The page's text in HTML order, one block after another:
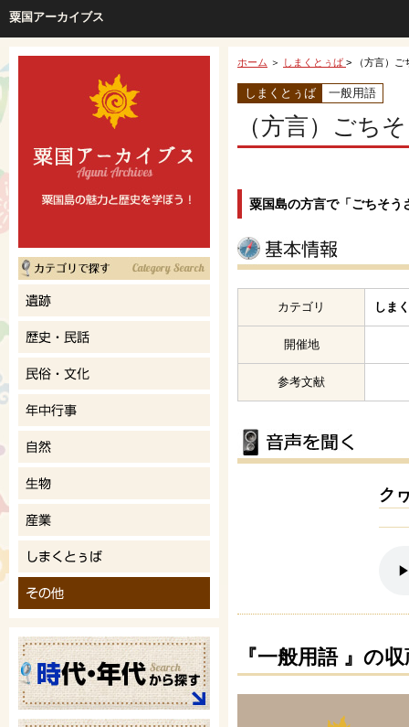
粟国アーカイブス
ホーム ＞ しまくとぅば > （方言）ご
しまくとぅば 一般用語
（方言）ごち
粟国島の方言で「ごちそう
カテゴリ しま
開催地
参考文献
ク
『一般用語 』の